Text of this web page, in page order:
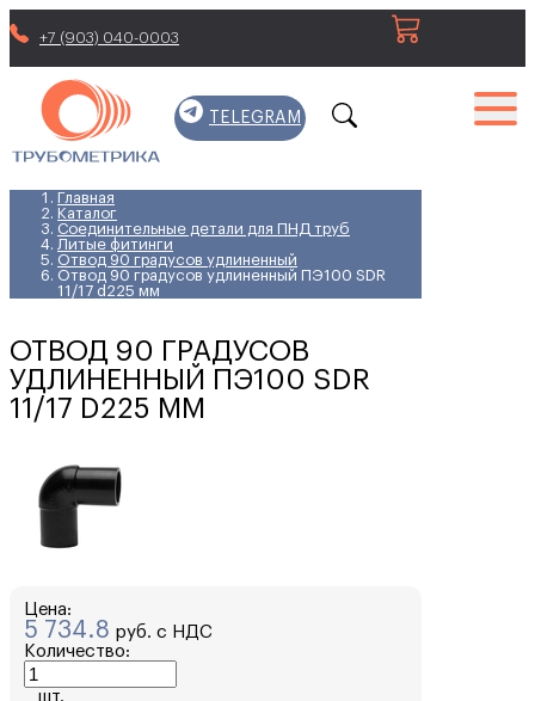
+7 (903) 040-0003
TELEGRAM
Главная
Каталог
Соединительные детали для ПНД труб
Литые фитинги
Отвод 90 градусов удлиненный
Отвод 90 градусов удлиненный ПЭ100 SDR
11/17 d225 мм
ОТВОД 90 ГРАДУСОВ
УДЛИНЕННЫЙ ПЭ100 SDR
11/17 D225 ММ
Цена:
5 734.8 руб. с НДС
Количество:
шт.